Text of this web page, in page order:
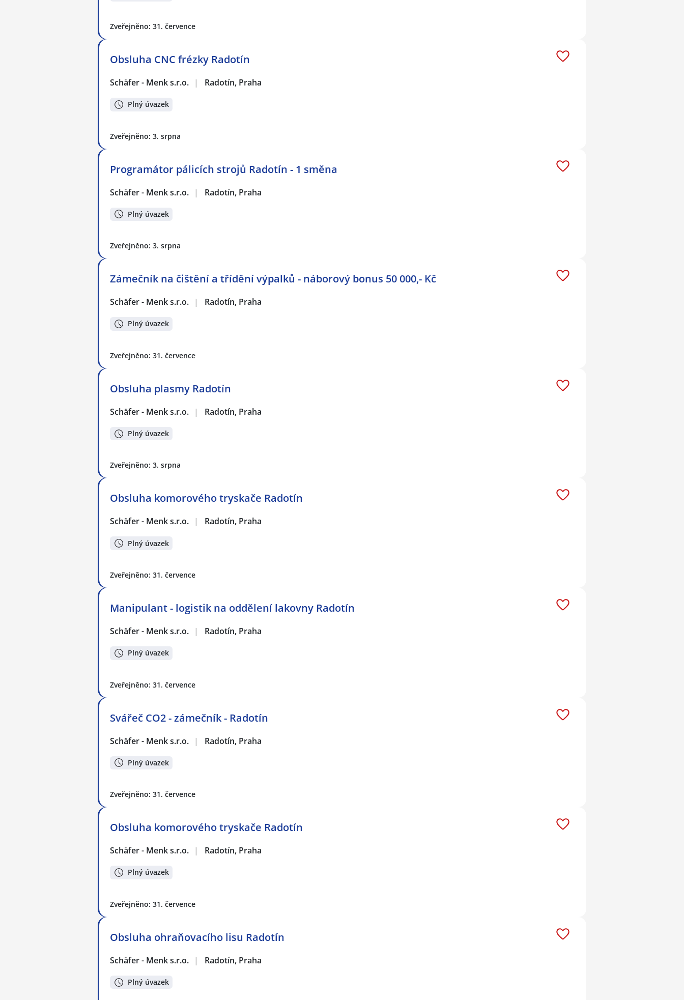
Zveřejněno: 31. července
Obsluha CNC frézky Radotín
Schäfer - Menk s.r.o. | Radotín, Praha
Plný úvazek
Zveřejněno: 3. srpna
Programátor pálicích strojů Radotín - 1 směna
Schäfer - Menk s.r.o. | Radotín, Praha
Plný úvazek
Zveřejněno: 3. srpna
Zámečník na čištění a třídění výpalků - náborový bonus 50 000,- Kč
Schäfer - Menk s.r.o. | Radotín, Praha
Plný úvazek
Zveřejněno: 31. července
Obsluha plasmy Radotín
Schäfer - Menk s.r.o. | Radotín, Praha
Plný úvazek
Zveřejněno: 3. srpna
Obsluha komorového tryskače Radotín
Schäfer - Menk s.r.o. | Radotín, Praha
Plný úvazek
Zveřejněno: 31. července
Manipulant - logistik na oddělení lakovny Radotín
Schäfer - Menk s.r.o. | Radotín, Praha
Plný úvazek
Zveřejněno: 31. července
Svářeč CO2 - zámečník - Radotín
Schäfer - Menk s.r.o. | Radotín, Praha
Plný úvazek
Zveřejněno: 31. července
Obsluha komorového tryskače Radotín
Schäfer - Menk s.r.o. | Radotín, Praha
Plný úvazek
Zveřejněno: 31. července
Obsluha ohraňovacího lisu Radotín
Schäfer - Menk s.r.o. | Radotín, Praha
Plný úvazek